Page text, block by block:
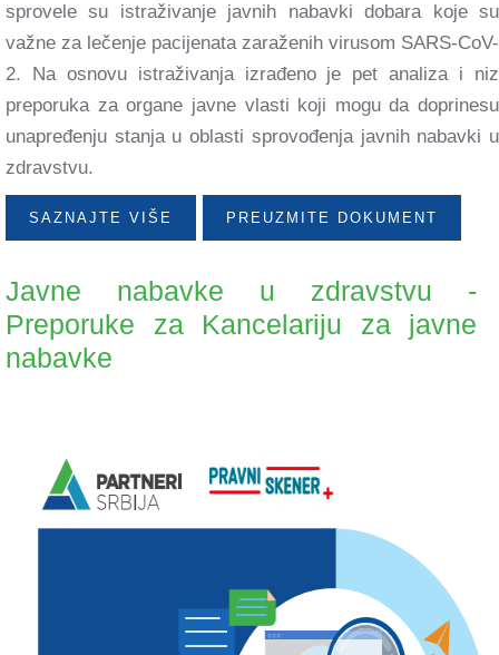
sprovele su istraživanje javnih nabavki dobara koje su
važne za lečenje pacijenata zaraženih virusom SARS-CoV-
2. Na osnovu istraživanja izrađeno je pet analiza i niz
preporuka za organe javne vlasti koji mogu da doprinesu
unapređenju stanja u oblasti sprovođenja javnih nabavki u
zdravstvu.
SAZNAJTE VIŠE PREUZMITE DOKUMENT
Javne nabavke u zdravstvu -
Preporuke za Kancelariju za javne
nabavke